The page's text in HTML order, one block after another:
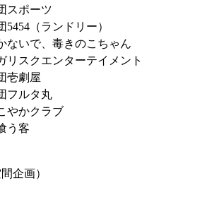
スポーツ
（ランドリー）
ないで、毒きのこちゃん
スクエンターテイメント
壱劇屋
フルタ丸
やかクラブ
う客
企画）